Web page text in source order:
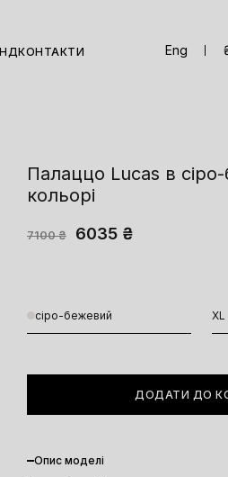
КОНТАКТИ Eng
Палаццо Lucas в
кольорі
7100 ₴ 6035 ₴
сіро-бежевий XL
ДОДАТИ ДО
Опис моделі